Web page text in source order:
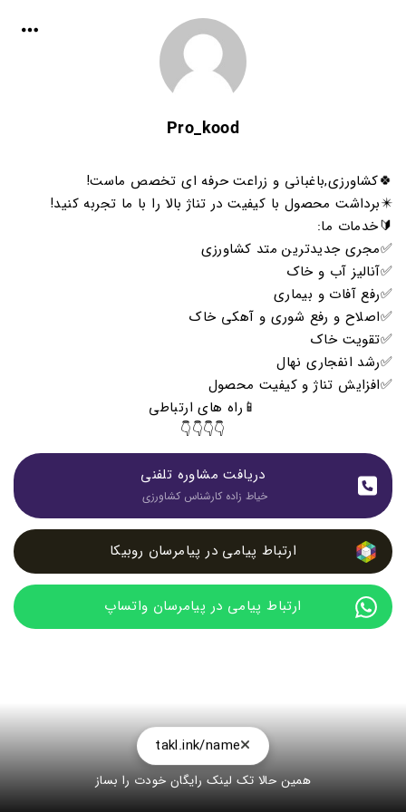
Pro_kood
🍀کشاورزی,باغبانی و زراعت حرفه ای تخصص ماست!
✴️برداشت محصول با کیفیت در تناژ بالا را با ما تجربه کنید!
🔰خدمات ما:
✅مجری جدیدترین متد کشاورزی
✅آنالیز آب و خاک
✅رفع آفات و بیماری
✅اصلاح و رفع شوری و آهکی خاک
✅تقویت خاک
✅رشد انفجاری نهال
✅افزایش تناژ و کیفیت محصول
📱راه های ارتباطی
👇👇👇👇
دریافت مشاوره تلفنی
خیاط زاده کارشناس کشاورزی
ارتباط پیامی در پیامرسان روبیکا
ارتباط پیامی در پیامرسان واتساپ
takl.ink/name
همین حالا تک لینک رایگان خودت را بساز